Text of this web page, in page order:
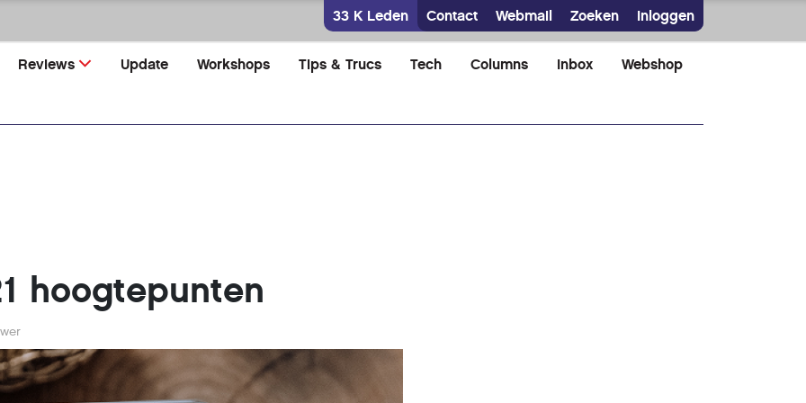
33 K Leden Contact Webmail Zoeken Inloggen
Reviews Update Workshops Tips & Trucs Tech Columns Inbox Webshop
hoogtepunten